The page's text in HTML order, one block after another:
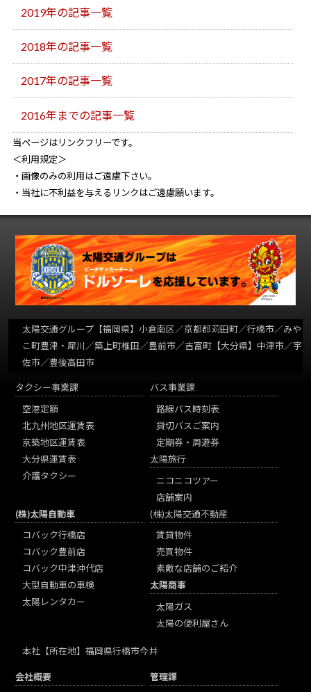
2019年の記事一覧
2018年の記事一覧
2017年の記事一覧
2016年までの記事一覧
当ページはリンクフリーです。
＜利用規定＞
・画像のみの利用はご遠慮下さい。
・当社に不利益を与えるリンクはご遠慮願います。
太陽交通グループ 【福岡県】小倉南区／京都郡苅田町／行橋市／みや
こ町豊津・犀川／築上町椎田／豊前市／吉富町【大分県】中津市／宇
佐市／豊後高田市
タクシー事業課
空港定額
北九州地区運賃表
京築地区運賃表
大分県運賃表
介護タクシー
バス事業課
路線バス時刻表
貸切バスご案内
定期券・周遊券
太陽旅行
ニコニコツアー
店舗案内
(株)太陽自動車
コバック行橋店
コバック豊前店
コバック中津沖代店
大型自動車の車検
太陽レンタカー
(株)太陽交通不動産
賃貸物件
売買物件
素敵な店舗のご紹介
太陽商事
太陽ガス
太陽の便利屋さん
本社 【所在地】福岡県行橋市今井
会社概要 管理課